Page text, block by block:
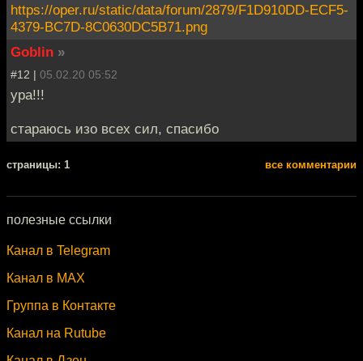
https://oper.ru/static/data/forum/2879/F1D910DD-ECF5-
4379-BC7D-8C0630DC5B71.png
Goblin »
#12 | 05.02.20 05:52
ура!!!
стараюсь изо всех сил, спасибо
cтраницы: 1 все комментарии
полезные ссылки
Канал в Telegram
Канал в MAX
Группа в Контакте
Канал на Rutube